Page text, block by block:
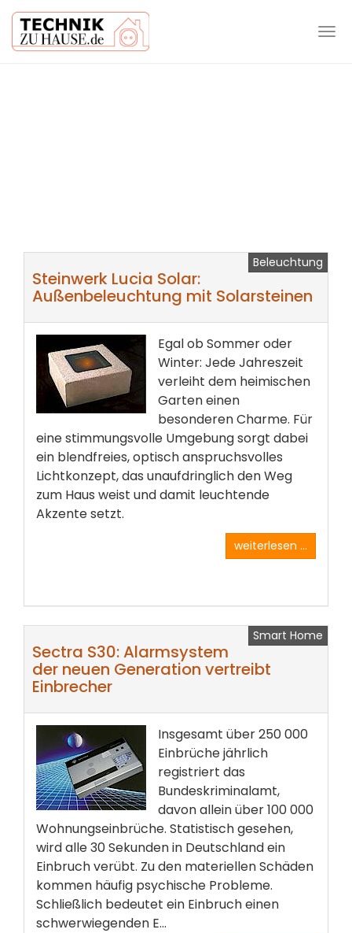
Beleuchtung
Steinwerk Lucia Solar:
Außenbeleuchtung mit Solarsteinen
Egal ob Sommer oder
Winter: Jede Jahreszeit
verleiht dem heimischen
Garten einen
besonderen Charme. Für
eine stimmungsvolle Umgebung sorgt dabei
ein blendfreies, optisch anspruchsvolles
Lichtkonzept, das unaufdringlich den Weg
zum Haus weist und damit leuchtende
Akzente setzt.
weiterlesen ...
Smart Home
Sectra S30: Alarmsystem
der neuen Generation vertreibt
Einbrecher
Insgesamt über 250 000
Einbrüche jährlich
registriert das
Bundeskriminalamt,
davon allein über 100 000
Wohnungseinbrüche. Statistisch gesehen,
wird alle 30 Sekunden in Deutschland ein
Einbruch verübt. Zu den materiellen Schäden
kommen häufig psychische Probleme.
Schließlich bedeutet ein Einbruch einen
schwerwiegenden E...